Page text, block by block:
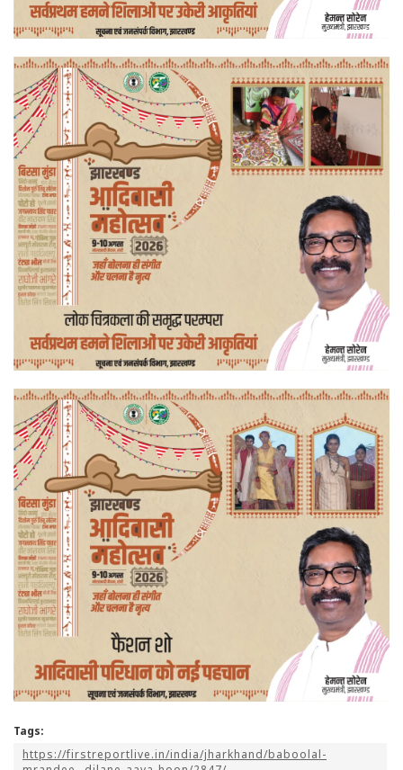
Tags:
https://firstreportlive.in/india/jharkhand/baboolal-